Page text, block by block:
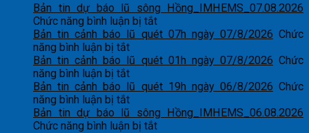
Bản tin dự báo lũ sông Hồng_IMHEMS_07.08.2026
Chức năng bình luận bị tắtở
Bản
dự
lũ
Hồng_IMHEMS_07.08.2026
Bản tin cảnh báo lũ quét 07h ngày 07/8/2026 Chức
năng bình luận bị tắtở
Bản
tin
cảnh
báo
lũ
quét
Bản tin cảnh báo lũ quét 01h ngày 07/8/2026 Chức
năng bình luận bị tắtở
Bản
tin
cảnh
báo
Bản tin cảnh báo lũ quét 19h ngày 06/8/2026 Chức
năng bình luận bị tắtở
Bản
tin
Bản tin dự báo lũ sông Hồng_IMHEMS_06.08.2026
Chức năng bình luận bị tắtở